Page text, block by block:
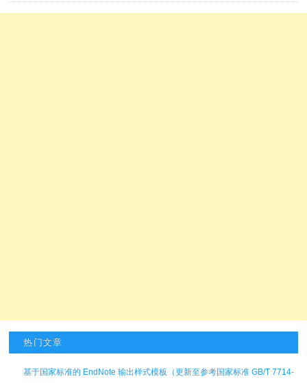
热门文章
基于国家标准的 EndNote 输出样式模板（更新至参考国家标准 GB/T 7714-